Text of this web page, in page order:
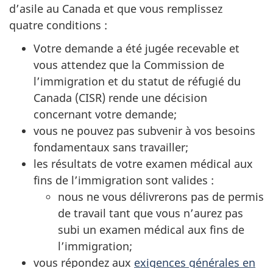
s
’
r
a
s
n
d’asile au Canada et que vous remplissez
quatre conditions :
Votre demande a été jugée recevable et
vous attendez que la Commission de
l’immigration et du statut de réfugié du
Canada (CISR) rende une décision
concernant votre demande;
vous ne pouvez pas subvenir à vos besoins
fondamentaux sans travailler;
les résultats de votre examen médical aux
fins de l’immigration sont valides :
nous ne vous délivrerons pas de permis
de travail tant que vous n’aurez pas
subi un examen médical aux fins de
l’immigration;
vous répondez aux exigences générales en